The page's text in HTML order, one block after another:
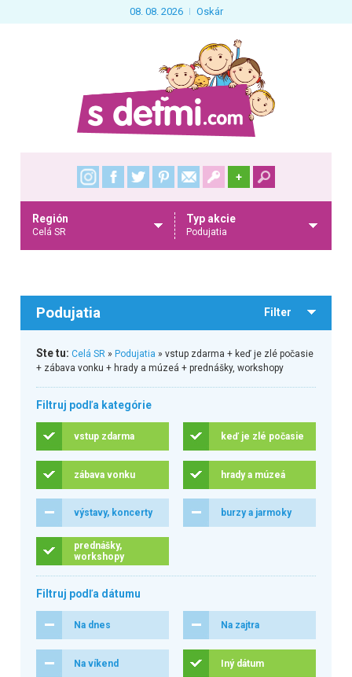
08. 08. 2026 Oskár
+
Región
Celá SR
Typ akcie
Podujatia
Podujatia Filter
Ste tu: Celá SR» Podujatia » vstup zdarma + keď je zlé počasie
+ zábava vonku + hrady a múzeá + prednášky, workshopy
Filtruj podľa kategórie
vstup zdarma keď je zlé počasie
zábava vonku hrady a múzeá
výstavy, koncerty burzy a jarmoky
prednášky,
workshopy
Filtruj podľa dátumu
Na dnes Na zajtra
Na víkend Iný dátum